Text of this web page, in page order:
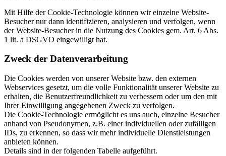
Mit Hilfe der Cookie-Technologie können wir einzelne Website-
Besucher nur dann identifizieren, analysieren und verfolgen, wenn
der Website-Besucher in die Nutzung des Cookies gem. Art. 6 Abs.
1 lit. a DSGVO eingewilligt hat.
Zweck der Datenverarbeitung
Die Cookies werden von unserer Website bzw. den externen
Webservices gesetzt, um die volle Funktionalität unserer Website zu
erhalten, die Benutzerfreundlichkeit zu verbessern oder um den mit
Ihrer Einwilligung angegebenen Zweck zu verfolgen.
Die Cookie-Technologie ermöglicht es uns auch, einzelne Besucher
anhand von Pseudonymen, z.B. einer individuellen oder zufälligen
IDs, zu erkennen, so dass wir mehr individuelle Dienstleistungen
anbieten können.
Details sind in der folgenden Tabelle aufgeführt.